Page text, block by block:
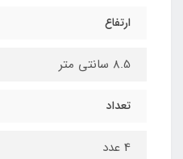
ارتفاع
8.5 سانتی متر
تعداد
4 عدد